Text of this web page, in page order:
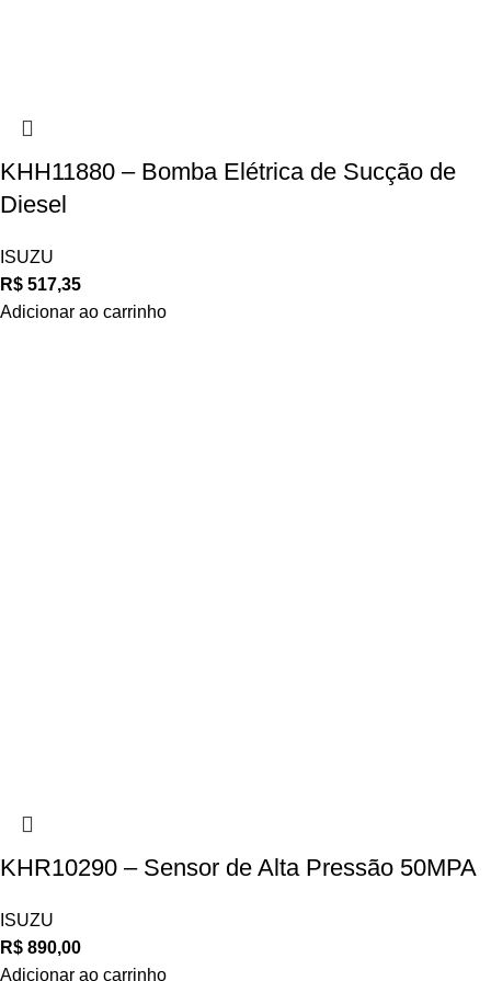
KHH11880 – Bomba Elétrica de Sucção de
Diesel
ISUZU
R$ 517,35
Adicionar ao carrinho
KHR10290 – Sensor de Alta Pressão 50MPA
ISUZU
R$ 890,00
Adicionar ao carrinho